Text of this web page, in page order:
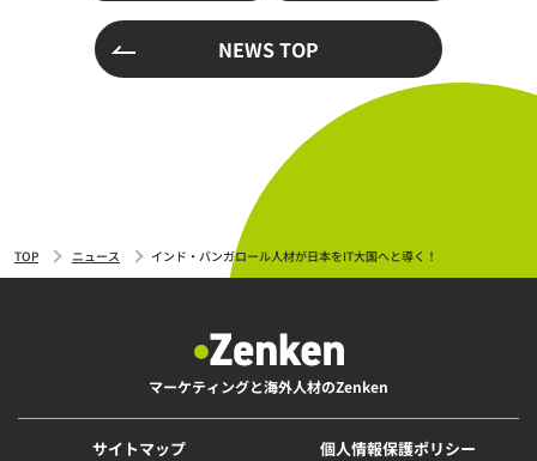
NEWS TOP
TOP ニュース インド・バンガロール人材が日本をIT大国へと導く！
マーケティングと海外人材のZenken
サイトマップ 個人情報保護ポリシー